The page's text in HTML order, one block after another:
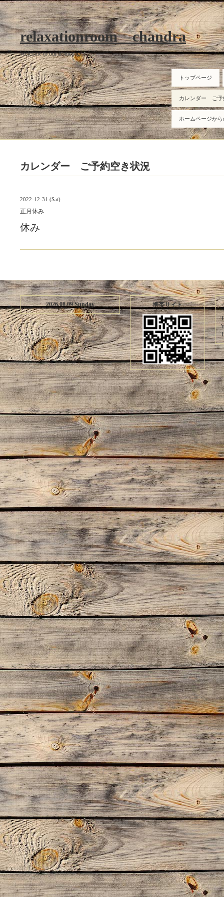
relaxationroom chandra
Welcome to our homepage
トップページ
カレンダー ご予
ホームページか
カレンダー ご予約空き状況
2022-12-31 (Sat)
正月休み
休み
2026.08.09 Sunday 携帯サイト